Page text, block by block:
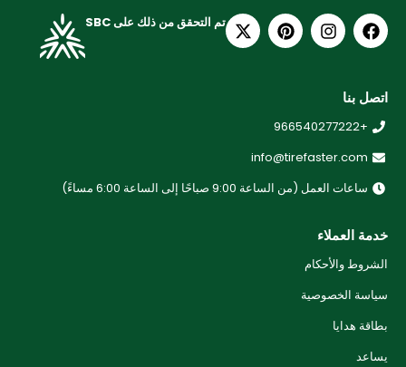
تم التحقق من ذلك على SBC
اتصل بنا
+966540277222
info@tirefaster.com
ساعات العمل (من الساعة 9:00 صباحًا إلى الساعة 6:00 مساءً)
خدمة العملاء
الشروط والأحكام
سياسة الخصوصية
بطاقة هدايا
يساعد